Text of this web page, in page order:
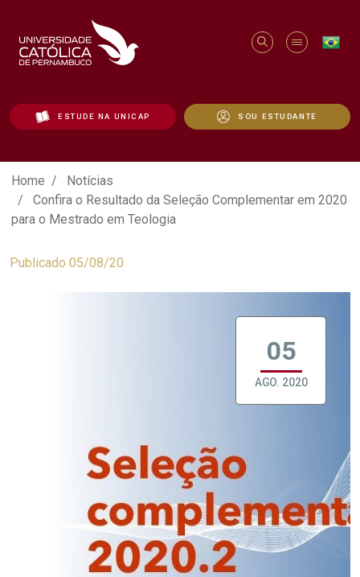
ESTUDE NA UNICAP SOU ESTUDANTE
Confira o Resultado da Seleção
Home
Notícias
Confira o Resultado da Seleção Complementar em 2020
para o Mestrado em Teologia
Publicado 05/08/20
05
AGO. 2020